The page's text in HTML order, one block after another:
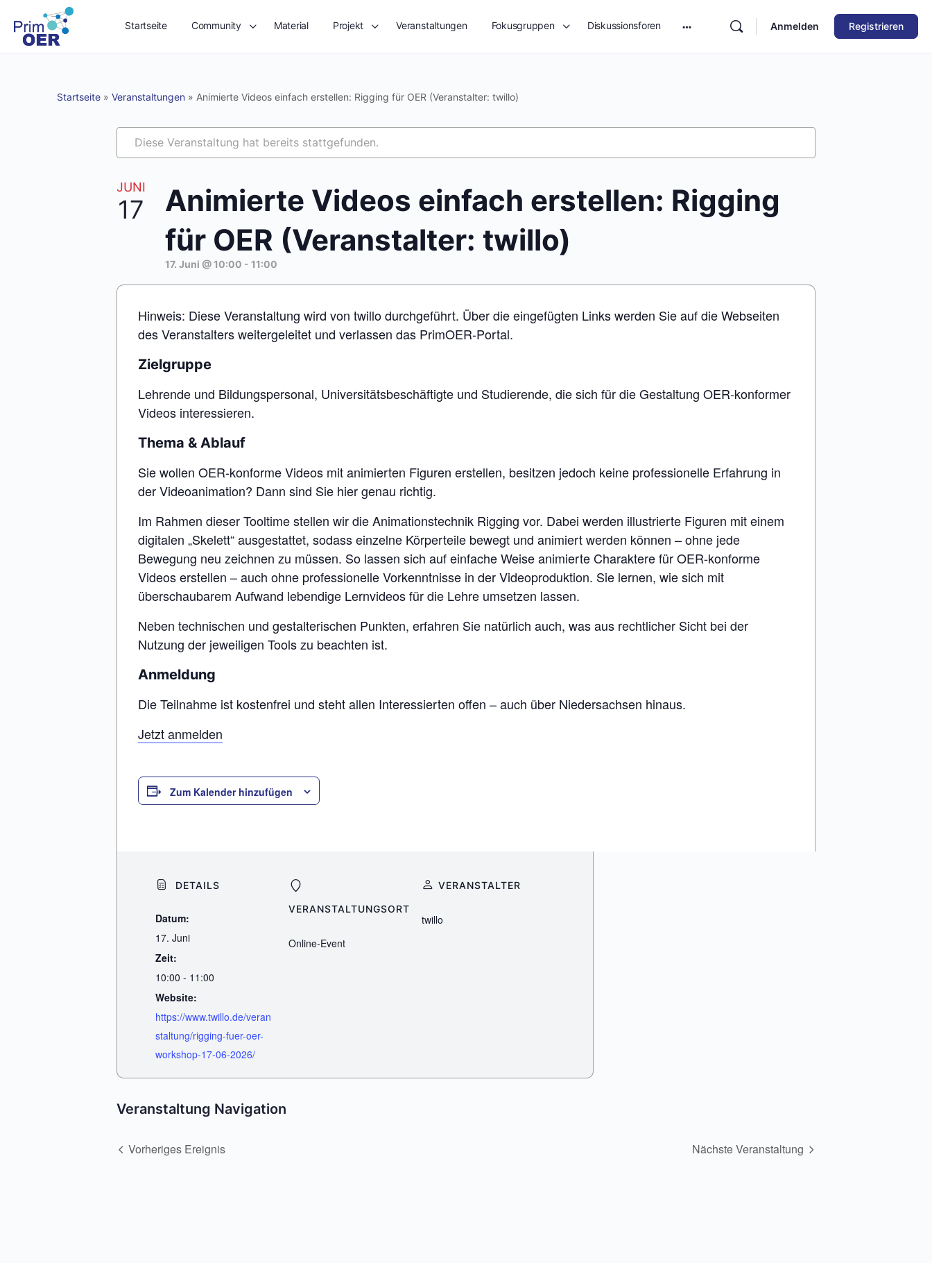
Startseite Community Material Projekt Veranstaltungen Fokusgruppen Diskussionsforen Anmelden Registrieren
Startseite » Veranstaltungen » Animierte Videos einfach erstellen: Rigging für OER (Veranstalter: twillo)
Diese Veranstaltung hat bereits stattgefunden.
JUNI
17
Animierte Videos einfach erstellen: Rigging
für OER (Veranstalter: twillo)
17. Juni @ 10:00 - 11:00
Hinweis: Diese Veranstaltung wird von twillo durchgeführt. Über die eingefügten Links werden Sie auf die Webseiten
des Veranstalters weitergeleitet und verlassen das PrimOER-Portal.
Zielgruppe
Lehrende und Bildungspersonal, Universitätsbeschäftigte und Studierende, die sich für die Gestaltung OER-konformer
Videos interessieren.
Thema & Ablauf
Sie wollen OER-konforme Videos mit animierten Figuren erstellen, besitzen jedoch keine professionelle Erfahrung in
der Videoanimation? Dann sind Sie hier genau richtig.
Im Rahmen dieser Tooltime stellen wir die Animationstechnik Rigging vor. Dabei werden illustrierte Figuren mit einem
digitalen „Skelett“ ausgestattet, sodass einzelne Körperteile bewegt und animiert werden können – ohne jede
Bewegung neu zeichnen zu müssen. So lassen sich auf einfache Weise animierte Charaktere für OER-konforme
Videos erstellen – auch ohne professionelle Vorkenntnisse in der Videoproduktion. Sie lernen, wie sich mit
überschaubarem Aufwand lebendige Lernvideos für die Lehre umsetzen lassen.
Neben technischen und gestalterischen Punkten, erfahren Sie natürlich auch, was aus rechtlicher Sicht bei der
Nutzung der jeweiligen Tools zu beachten ist.
Anmeldung
Die Teilnahme ist kostenfrei und steht allen Interessierten offen – auch über Niedersachsen hinaus.
Jetzt anmelden
Zum Kalender hinzufügen
DETAILS
Datum:
17. Juni
Zeit:
10:00 - 11:00
Website:
https://www.twillo.de/veran
staltung/rigging-fuer-oer-
workshop-17-06-2026/
VERANSTALTUNGSORT
Online-Event
VERANSTALTER
twillo
Veranstaltung Navigation
Vorheriges Ereignis Nächste Veranstaltung